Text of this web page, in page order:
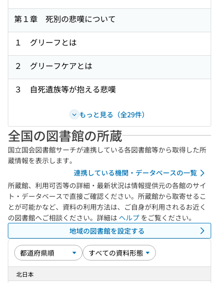
第１章 死別の悲嘆について
１ グリーフとは
２ グリーフケアとは
３ 自死遺族等が抱える悲嘆
もっと見る（全29件）
全国の図書館の所蔵
国立国会図書館サーチが連携している各図書館等から取得した所
蔵情報を表示します。
連携している機関・データベースの一覧
所蔵館、利用可否等の詳細・最新状況は情報提供元の各館のサイ
ト・データベースで直接ご確認ください。所蔵館から取寄せるこ
とが可能かなど、資料の利用方法は、ご自身が利用されるお近く
の図書館へご相談ください。詳細は ヘルプ をご覧ください。
地域の図書館を設定する
北日本